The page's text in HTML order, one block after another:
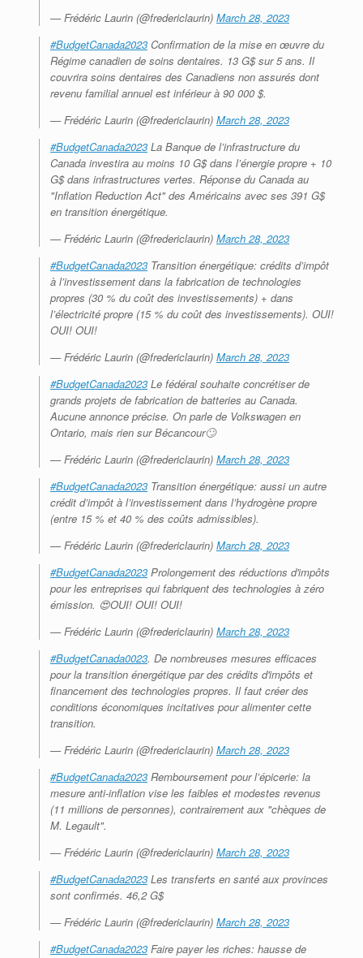
— Frédéric Laurin (@fredericlaurin) March 28, 2023
#BudgetCanada2023 Confirmation de la mise en œuvre du
Régime canadien de soins dentaires. 13 G$ sur 5 ans. Il
couvrira soins dentaires des Canadiens non assurés dont
revenu familial annuel est inférieur à 90 000 $.
— Frédéric Laurin (@fredericlaurin) March 28, 2023
#BudgetCanada2023 La Banque de l’infrastructure du
Canada investira au moins 10 G$ dans l’énergie propre + 10
G$ dans infrastructures vertes. Réponse du Canada au
"Inflation Reduction Act" des Américains avec ses 391 G$
en transition énergétique.
— Frédéric Laurin (@fredericlaurin) March 28, 2023
#BudgetCanada2023 Transition énergétique: crédits d’impôt
à l’investissement dans la fabrication de technologies
propres (30 % du coût des investissements) + dans
l’électricité propre (15 % du coût des investissements). OUI!
OUI! OUI!
— Frédéric Laurin (@fredericlaurin) March 28, 2023
#BudgetCanada2023 Le fédéral souhaite concrétiser de
grands projets de fabrication de batteries au Canada.
Aucune annonce précise. On parle de Volkswagen en
Ontario, mais rien sur Bécancour🙄
— Frédéric Laurin (@fredericlaurin) March 28, 2023
#BudgetCanada2023 Transition énergétique: aussi un autre
crédit d’impôt à l’investissement dans l’hydrogène propre
(entre 15 % et 40 % des coûts admissibles).
— Frédéric Laurin (@fredericlaurin) March 28, 2023
#BudgetCanada2023 Prolongement des réductions d'impôts
pour les entreprises qui fabriquent des technologies à zéro
émission. 😍OUI! OUI! OUI!
— Frédéric Laurin (@fredericlaurin) March 28, 2023
#BudgetCanada0023. De nombreuses mesures efficaces
pour la transition énergétique par des crédits d'impôts et
financement des technologies propres. Il faut créer des
conditions économiques incitatives pour alimenter cette
transition.
— Frédéric Laurin (@fredericlaurin) March 28, 2023
#BudgetCanada2023 Remboursement pour l’épicerie: la
mesure anti-inflation vise les faibles et modestes revenus
(11 millions de personnes), contrairement aux "chèques de
M. Legault".
— Frédéric Laurin (@fredericlaurin) March 28, 2023
#BudgetCanada2023 Les transferts en santé aux provinces
sont confirmés. 46,2 G$
— Frédéric Laurin (@fredericlaurin) March 28, 2023
#BudgetCanada2023 Faire payer les riches: hausse de